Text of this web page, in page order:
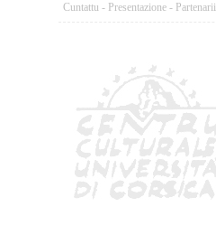
Cuntattu - Presentazione - Partenarii